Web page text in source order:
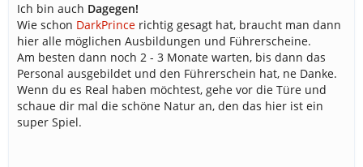
Ich bin auch Dagegen!
Wie schon DarkPrince richtig gesagt hat, braucht man dann
hier alle möglichen Ausbildungen und Führerscheine.
Am besten dann noch 2 - 3 Monate warten, bis dann das
Personal ausgebildet und den Führerschein hat, ne Danke.
Wenn du es Real haben möchtest, gehe vor die Türe und
schaue dir mal die schöne Natur an, den das hier ist ein
super Spiel.